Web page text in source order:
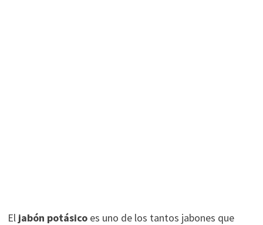
El jabón potásico es uno de los tantos jabones que